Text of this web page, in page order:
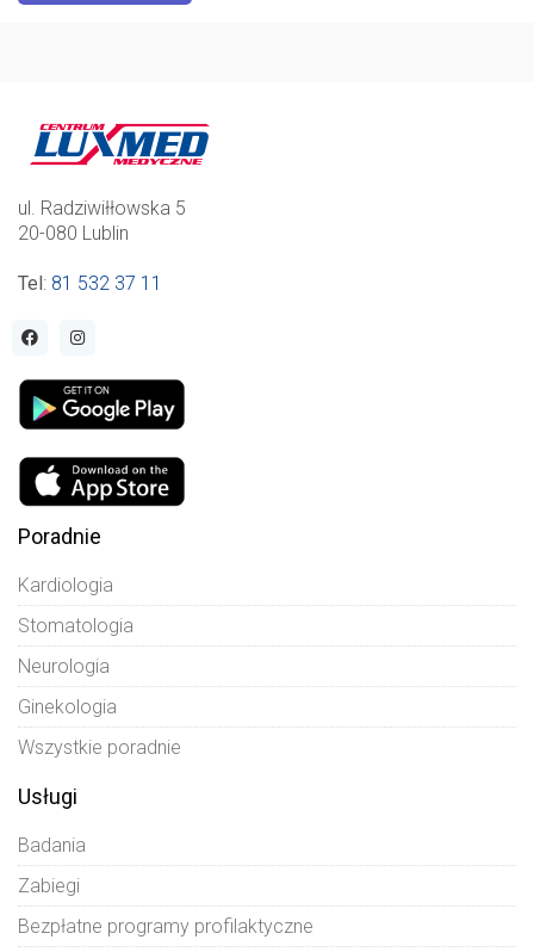
ul. Radziwiłłowska 5
20-080 Lublin
Tel: 81 532 37 11
Poradnie
Kardiologia
Stomatologia
Neurologia
Ginekologia
Wszystkie poradnie
Usługi
Badania
Zabiegi
Bezpłatne programy profilaktyczne